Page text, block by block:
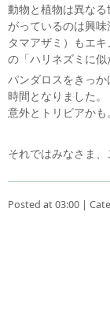
動物と植物は異な
がっているのは興
タマアザミ）もエ
の「ハリネズミに似
パンダロスをきっ
時間となりました。
意外とトリビアかも。
それではみなさま、
Posted at 03:00 |